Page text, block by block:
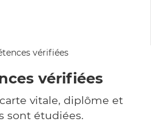
vérifiées
vitale, diplôme et
sont étudiées.